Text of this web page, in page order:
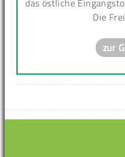
das östliche
Die
zur